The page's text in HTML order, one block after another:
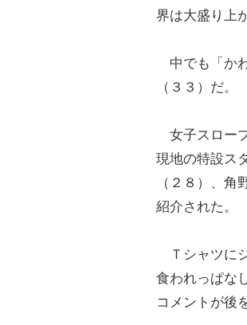
界は大盛り上
中でも「か
（３３）だ。
女子スロー
現地の特設ス
（２８）、
紹介された。
Ｔシャツに
食われっぱな
コメントが後